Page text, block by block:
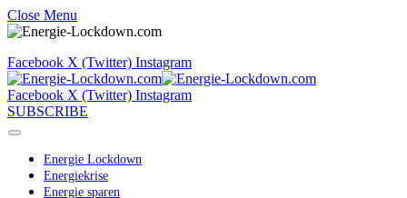
Close Menu
Facebook X (Twitter) Instagram
Facebook X (Twitter) Instagram
SUBSCRIBE
Energie Lockdown
Energiekrise
Energie sparen